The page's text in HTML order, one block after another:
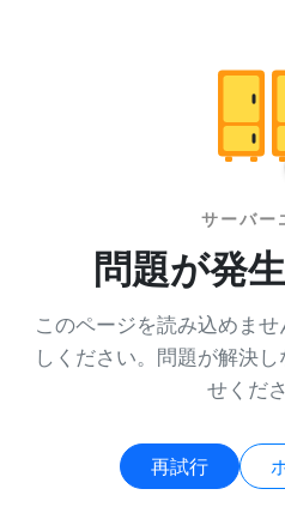
サーバー
問題が発
このページを読み込めま
しください。問題が解決
せくだ
再試行